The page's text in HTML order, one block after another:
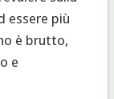
essere più
è brutto,
e